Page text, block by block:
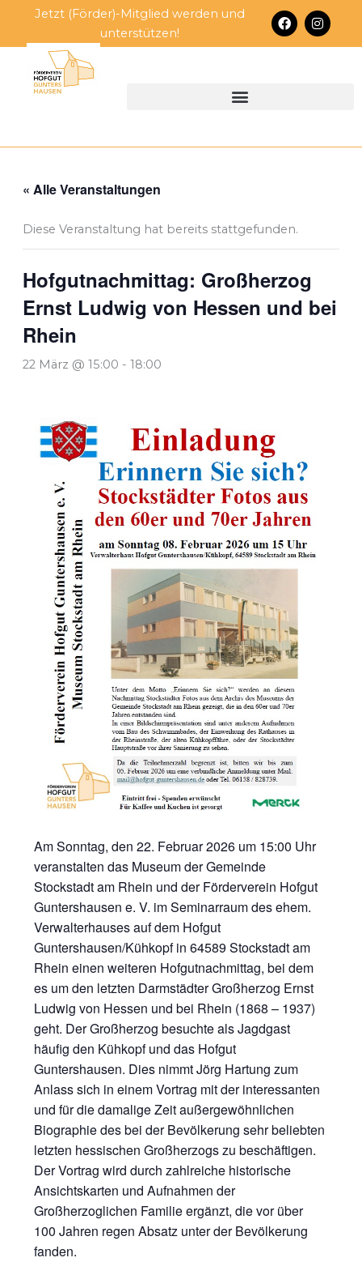
springen
Jetzt (Förder)-Mitglied werden und
unterstützen!
F
a
c
I
n
s
« Alle Veranstaltungen
Diese Veranstaltung hat bereits stattgefunden.
Hofgutnachmittag: Großherzog
Ernst Ludwig von Hessen und bei
Rhein
22 März @ 15:00 - 18:00
Am Sonntag, den 22. Februar 2026 um 15:00 Uhr
veranstalten das Museum der Gemeinde
Stockstadt am Rhein und der Förderverein Hofgut
Guntershausen e. V. im Seminarraum des ehem.
Verwalterhauses auf dem Hofgut
Guntershausen/Kühkopf in 64589 Stockstadt am
Rhein einen weiteren Hofgutnachmittag, bei dem
es um den letzten Darmstädter Großherzog Ernst
Ludwig von Hessen und bei Rhein (1868 – 1937)
geht. Der Großherzog besuchte als Jagdgast
häufig den Kühkopf und das Hofgut
Guntershausen. Dies nimmt Jörg Hartung zum
Anlass sich in einem Vortrag mit der interessanten
und für die damalige Zeit außergewöhnlichen
Biographie des bei der Bevölkerung sehr beliebten
letzten hessischen Großherzogs zu beschäftigen.
Der Vortrag wird durch zahlreiche historische
Ansichtskarten und Aufnahmen der
Großherzoglichen Familie ergänzt, die vor über
100 Jahren regen Absatz unter der Bevölkerung
fanden.